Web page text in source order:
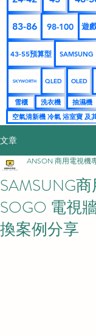
83-86 98-100 遊
43-55預算型 SAMSUNG
SKYWORTH QLED OLED
雪櫃 洗衣機 抽濕機
空氣清新機 冷氣 浴室寶 及
文章
SAMSUNG
SOGO 電視
換案例分享
ANSON 商用電視機